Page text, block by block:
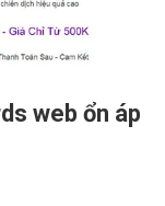
web ổn áp